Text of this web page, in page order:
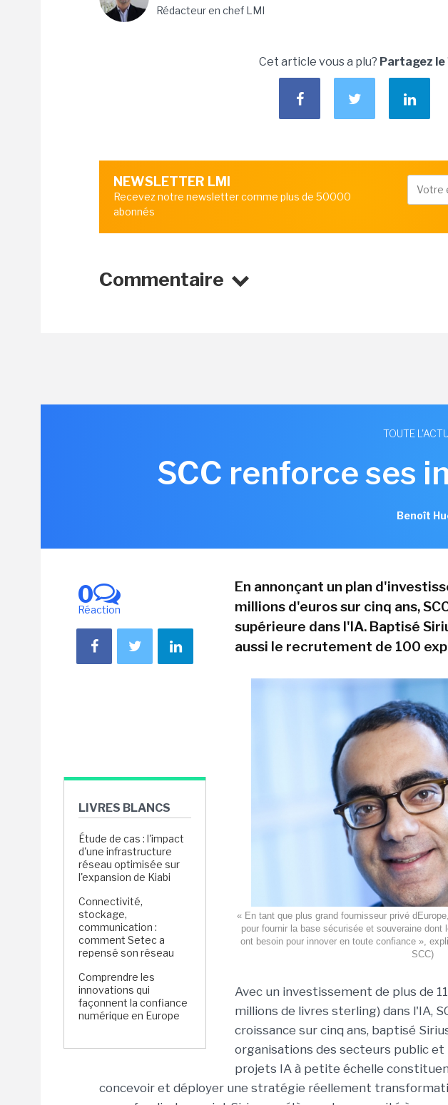
Rédacteur en chef LMI
Cet article vous a plu? Partagez le
NEWSLETTER LMI
Recevez notre newsletter comme plus de 50000
abonnés
Commentaire
TOUTE
SCC renforce ses
Benoît
0
Réaction
LIVRES BLANCS
Étude de cas : l'impact
d'une infrastructure
réseau optimisée sur
l'expansion de Kiabi
Connectivité,
stockage,
communication :
comment Setec a
repensé son réseau
Comprendre les
innovations qui
façonnent la confiance
numérique en Europe
En annonçant un plan
millions d'euros sur cinq ans,
supérieure dans l'IA. Baptisé
aussi le recrutement de 100
« En tant que plus grand fournisseur privé
pour fournir la base sécurisée et souveraine
ont besoin pour innover en toute confiance »,
SCC)
Avec un investissement de plus de
millions de livres sterling) dans l'IA,
croissance sur cinq ans, baptisé
organisations des secteurs public et
projets IA à petite échelle
concevoir et déployer une stratégie réellement